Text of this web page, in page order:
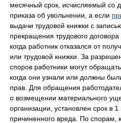
месячный срок, исчисляемый со
приказа об увольнении, а если
выдачи трудовой книжки с
прекращения трудового договора
когда работник отказался от
или трудовой книжки. За
споров работники могут
когда они узнали или должны
прав. Для обращения
о возмещении материального
организации, установлен срок в
причиненного вреда. По спорам,